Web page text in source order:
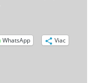
WhatsApp Viac